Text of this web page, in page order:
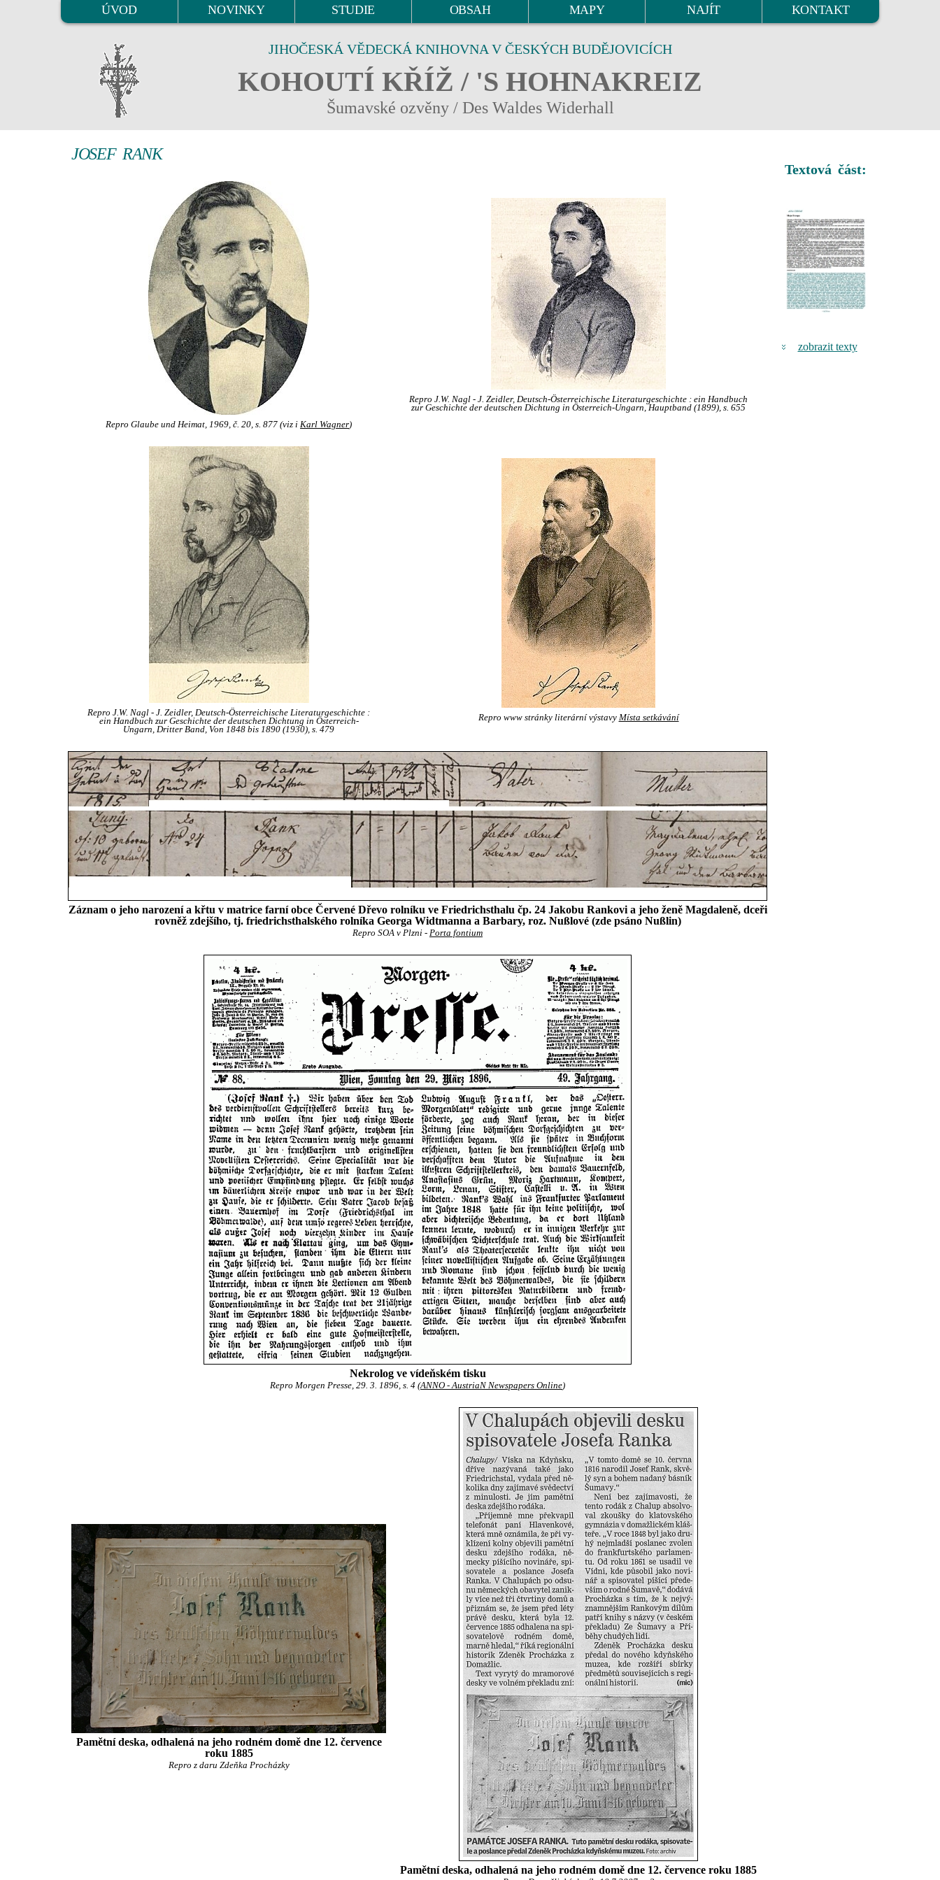
ÚVOD NOVINKY STUDIE OBSAH MAPY NAJÍT KONTAKT
JIHOČESKÁ VĚDECKÁ KNIHOVNA V ČESKÝCH BUDĚJOVICÍCH
KOHOUTÍ KŘÍŽ / 'S HOHNAKREIZ
Šumavské ozvěny / Des Waldes Widerhall
JOSEF RANK
Repro Glaube und Heimat, 1969, č. 20, s. 877 (viz i Karl Wagner)
Repro J.W. Nagl - J. Zeidler, Deutsch-Österreichische Literaturgeschichte : ein Handbuch
zur Geschichte der deutschen Dichtung in Österreich-Ungarn, Hauptband (1899), s. 655
Repro J.W. Nagl - J. Zeidler, Deutsch-Österreichische Literaturgeschichte :
ein Handbuch zur Geschichte der deutschen Dichtung in Österreich-
Ungarn, Dritter Band, Von 1848 bis 1890 (1930), s. 479
Repro www stránky literární výstavy Místa setkávání
Záznam o jeho narození a křtu v matrice farní obce Červené Dřevo rolníku ve Friedrichsthalu čp. 24 Jakobu Rankovi a jeho ženě Magdaleně, dceři
rovněž zdejšího, tj. friedrichsthalského rolníka Georga Widtmanna a Barbary, roz. Nußlové (zde psáno Nußlin)
Repro SOA v Plzni - Porta fontium
Nekrolog ve vídeňském tisku
Repro Morgen Presse, 29. 3. 1896, s. 4 (ANNO - AustriaN Newspapers Online)
Pamětní deska, odhalená na jeho rodném domě dne 12. července
roku 1885
Repro z daru Zdeňka Procházky
Pamětní deska, odhalená na jeho rodném domě dne 12. července roku 1885
Textová část:
zobrazit texty